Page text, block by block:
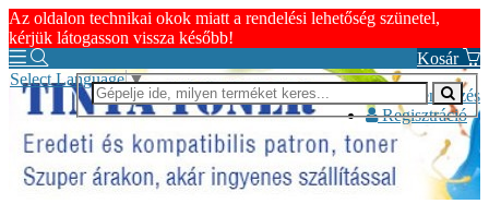
Az oldalon technikai okok miatt a rendelési lehetőség szünetel,
kérjük látogasson vissza később!
Kosár
Bejelentkezés
Regisztráció
Select Language▼